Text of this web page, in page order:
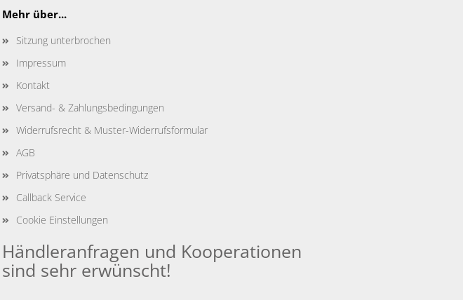
Mehr über...
Sitzung unterbrochen
Impressum
Kontakt
Versand- & Zahlungsbedingungen
Widerrufsrecht & Muster-Widerrufsformular
AGB
Privatsphäre und Datenschutz
Callback Service
Cookie Einstellungen
Händleranfragen und Kooperationen
sind sehr erwünscht!